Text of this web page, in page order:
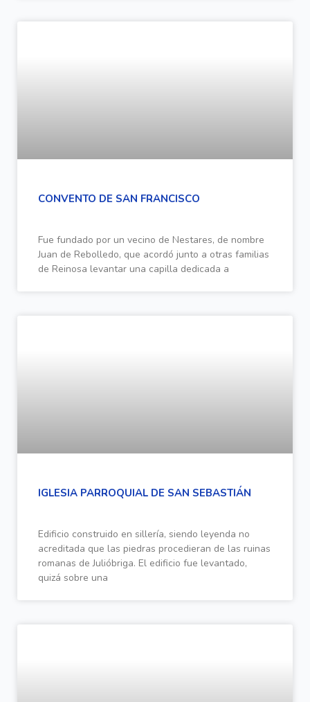
CONVENTO DE SAN FRANCISCO
Fue fundado por un vecino de Nestares, de nombre
Juan de Rebolledo, que acordó junto a otras familias
de Reinosa levantar una capilla dedicada a
IGLESIA PARROQUIAL DE SAN SEBASTIÁN
Edificio construido en sillería, siendo leyenda no
acreditada que las piedras procedieran de las ruinas
romanas de Julióbriga. El edificio fue levantado,
quizá sobre una